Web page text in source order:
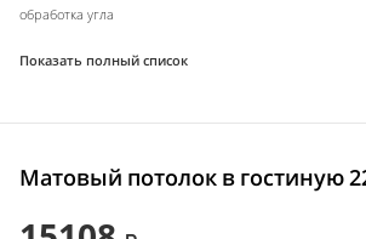
обработка угла
Показать полный список
Матовый потолок в гостиную